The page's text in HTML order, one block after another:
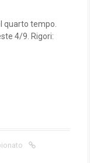
quarto tempo.
4/9. Rigori: